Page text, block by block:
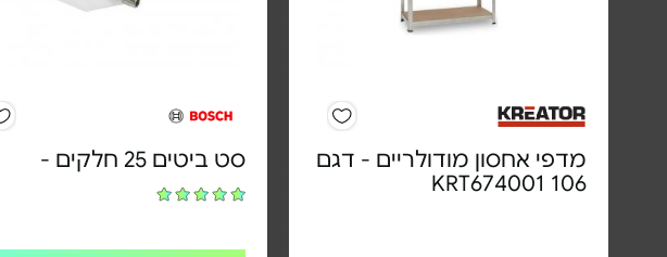
מדפי אחסון מודולריים - דגם
106 KRT674001
סט ביטים 25 חלקים -